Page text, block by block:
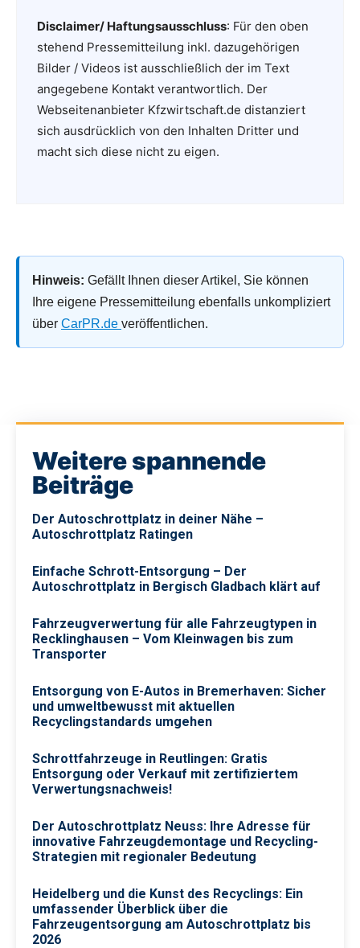
Disclaimer/ Haftungsausschluss: Für den oben
stehend Pressemitteilung inkl. dazugehörigen
Bilder / Videos ist ausschließlich der im Text
angegebene Kontakt verantwortlich. Der
Webseitenanbieter Kfzwirtschaft.de distanziert
sich ausdrücklich von den Inhalten Dritter und
macht sich diese nicht zu eigen.
Hinweis: Gefällt Ihnen dieser Artikel, Sie können
Ihre eigene Pressemitteilung ebenfalls unkompliziert
über CarPR.de veröffentlichen.
Weitere spannende
Beiträge
Der Autoschrottplatz in deiner Nähe –
Autoschrottplatz Ratingen
Einfache Schrott-Entsorgung – Der
Autoschrottplatz in Bergisch Gladbach klärt auf
Fahrzeugverwertung für alle Fahrzeugtypen in
Recklinghausen – Vom Kleinwagen bis zum
Transporter
Entsorgung von E-Autos in Bremerhaven: Sicher
und umweltbewusst mit aktuellen
Recyclingstandards umgehen
Schrottfahrzeuge in Reutlingen: Gratis
Entsorgung oder Verkauf mit zertifiziertem
Verwertungsnachweis!
Der Autoschrottplatz Neuss: Ihre Adresse für
innovative Fahrzeugdemontage und Recycling-
Strategien mit regionaler Bedeutung
Heidelberg und die Kunst des Recyclings: Ein
umfassender Überblick über die
Fahrzeugentsorgung am Autoschrottplatz bis
2026